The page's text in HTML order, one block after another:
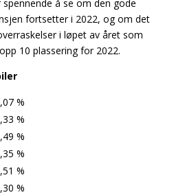
å se om den gode
fortsetter i 2022, og om det
i løpet av året som
10 plassering for 2022.
%
%
%
%
%
%